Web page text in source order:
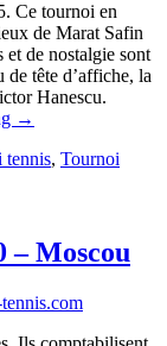
Ce tournoi en
de Marat Safin
et de nostalgie sont
de tête d’affiche, la
Hanescu.
→
tennis, Tournoi
– Moscou